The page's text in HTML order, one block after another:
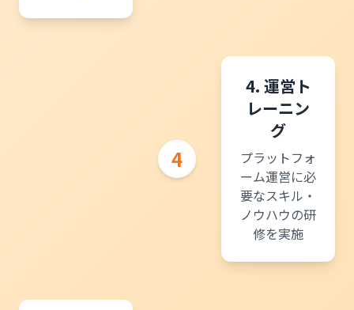
4
4. 運営ト
レーニン
グ
プラットフォ
ーム運営に必
要なスキル・
ノウハウの研
修を実施